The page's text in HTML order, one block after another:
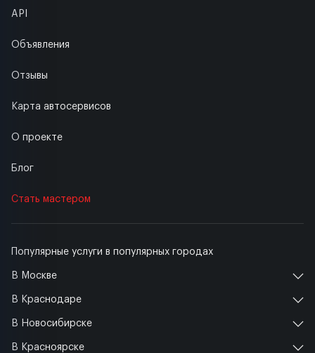
Популярные услуги в популярных городах
В Москве
В Краснодаре
В Новосибирске
В Красноярске
API
Объявления
Отзывы
Карта автосервисов
О проекте
Блог
Стать мастером